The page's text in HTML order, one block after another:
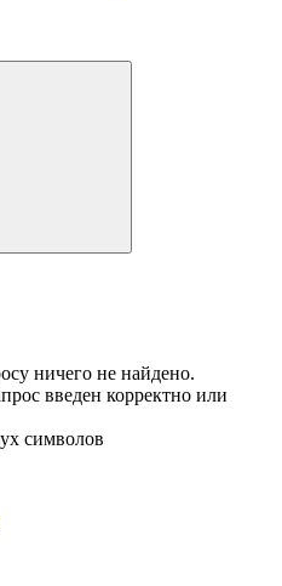
ничего не найдено.
введен корректно или
символов